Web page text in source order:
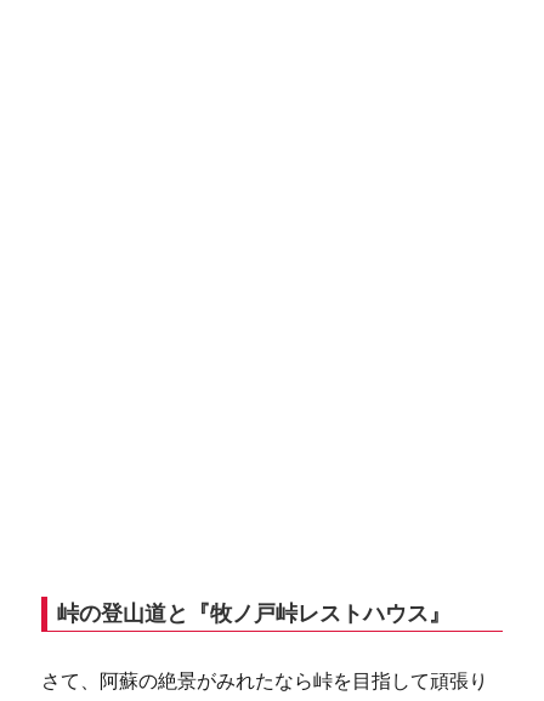
峠の登山道と『牧ノ戸峠レストハウス』
さて、阿蘇の絶景がみれたなら峠を目指して頑張り